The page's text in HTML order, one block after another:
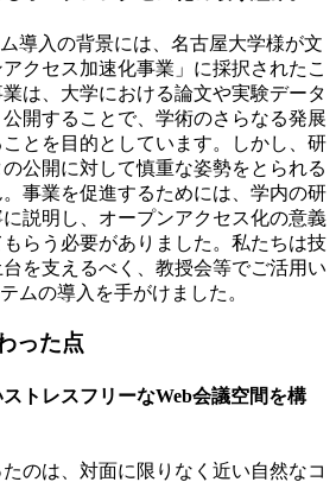
導入の背景には、名古屋大学様が文
クセス加速化事業」に採択されたこ
は、大学における論文や実験データ
開することで、学術のさらなる発展
とを目的としています。しかし、研
公開に対して慎重な姿勢をとられる
事業を促進するためには、学内の研
説明し、オープンアクセス化の意義
らう必要がありました。私たちは技
を支えるべく、教授会等でご活用い
ムの導入を手がけました。
った点
トレスフリーなWeb会議空間を構
のは、対面に限りなく近い自然なコ